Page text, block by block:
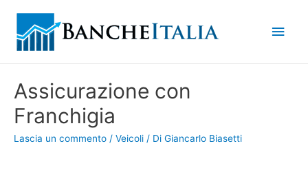
Assicurazione con
Franchigia
Lascia un commento / Veicoli / Di Giancarlo Biasetti